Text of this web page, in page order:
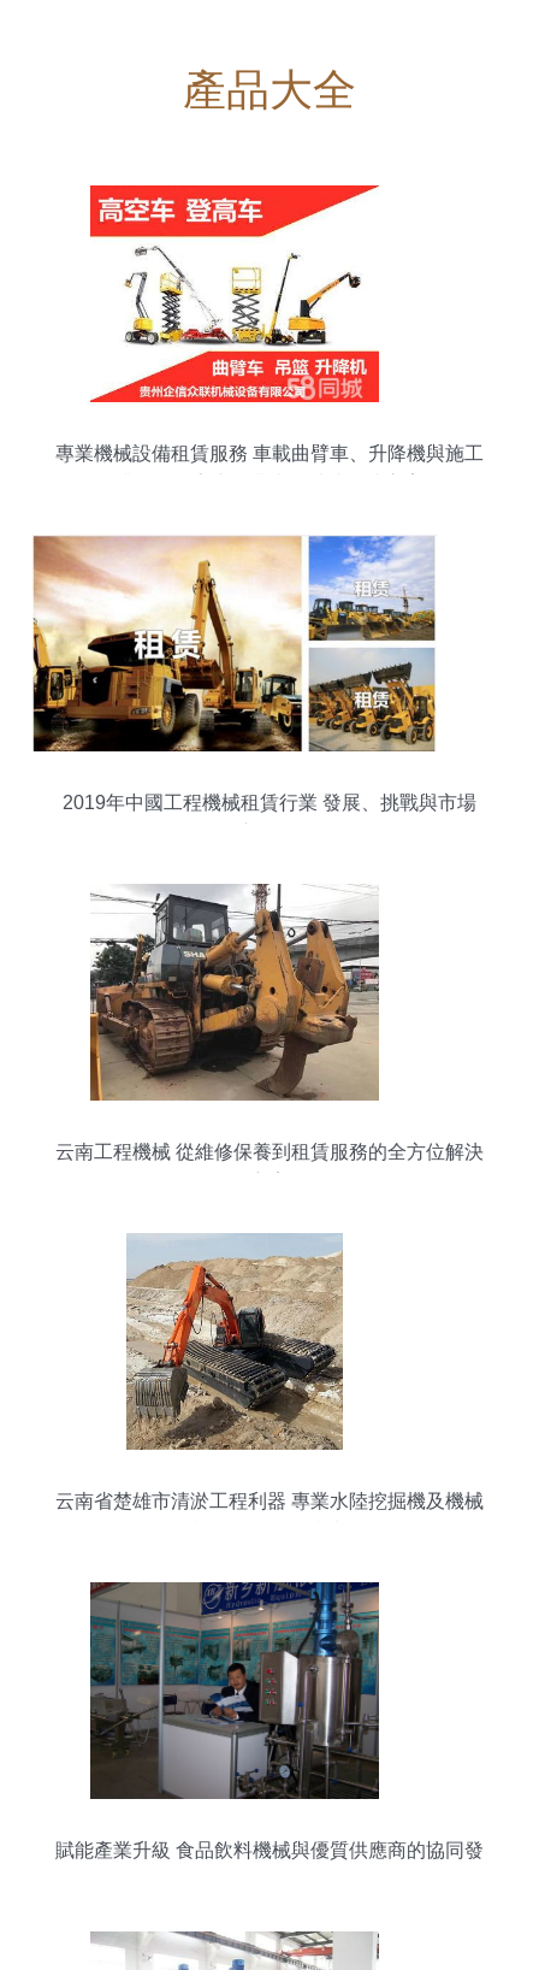
產品大全
專業機械設備租賃服務 車載曲臂車、升降機與施工
2019年中國工程機械租賃行業 發展、挑戰與市場
云南工程機械 從維修保養到租賃服務的全方位解決
云南省楚雄市清淤工程利器 專業水陸挖掘機及機械
賦能產業升級 食品飲料機械與優質供應商的協同發